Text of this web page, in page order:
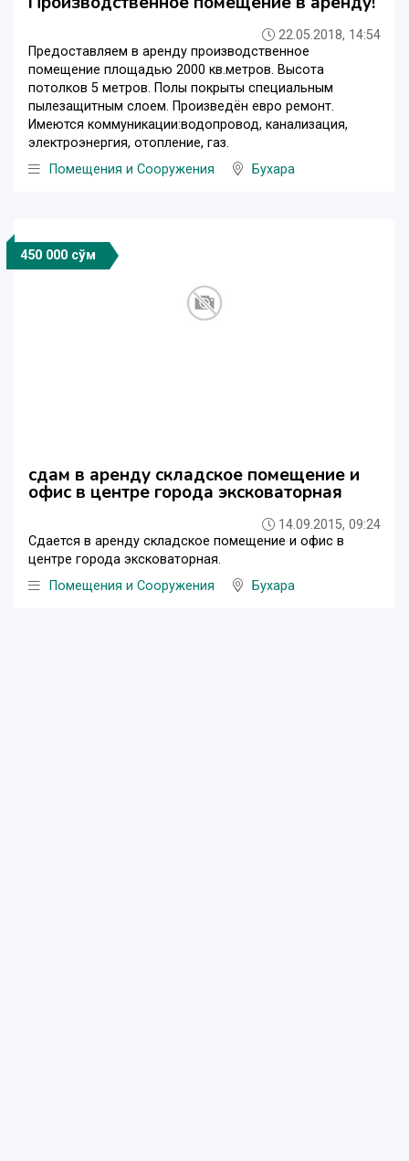
22.05.2018, 14:54
Предоставляем в аренду производственное
помещение площадью 2000 кв.метров. Высота
потолков 5 метров. Полы покрыты специальным
пылезащитным слоем. Произведён евро ремонт.
Имеются коммуникации:водопровод, канализация,
электроэнергия, отопление, газ.
Помещения и Сооружения
Бухара
450 000 сўм
сдам в аренду складское помещение и
офис в центре города эксковаторная
14.09.2015, 09:24
Сдается в аренду складское помещение и офис в
центре города эксковаторная.
Помещения и Сооружения
Бухара